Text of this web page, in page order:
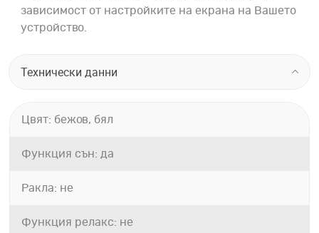
зависимост от настройките на екрана на Вашето
устройство.
Технически данни
Цвят: бежов, бял
Функция сън: да
Ракла: не
Функция релакс: не